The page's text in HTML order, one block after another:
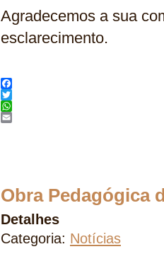
Agradecemos a sua
esclarecimento.
Facebook
Twitter
WhatsApp
Obra Pedagógica
Detalhes
Categoria: Notícias